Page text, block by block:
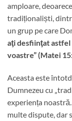
amploare,
tradiționaliști,
un grup pe care
aţi desfiinţat
voastre” (Matei
Aceasta este
Dumnezeu cu
experiența
multe dispute, dar